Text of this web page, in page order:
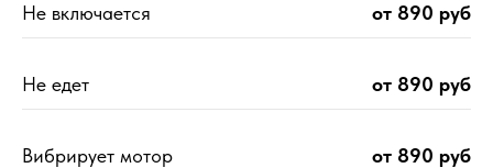
Не включается от 890 руб
Не едет от 890 руб
Вибрирует мотор от 890 руб